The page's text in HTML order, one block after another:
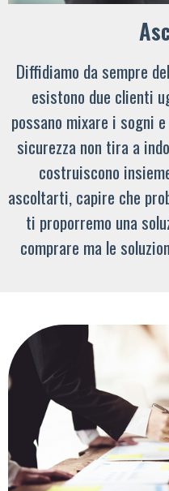
Diffidiamo da sempre
esistono due clienti
possano mixare i sogni
sicurezza non tira a
costruiscono
ascoltarti, capire che
ti proporremo una
comprare ma le